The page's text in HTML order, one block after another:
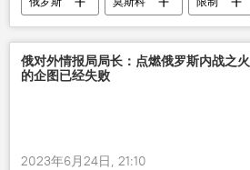
俄对外情报局局长：点燃俄罗斯内战之火
的企图已经失败
2023年6月24日, 21:10